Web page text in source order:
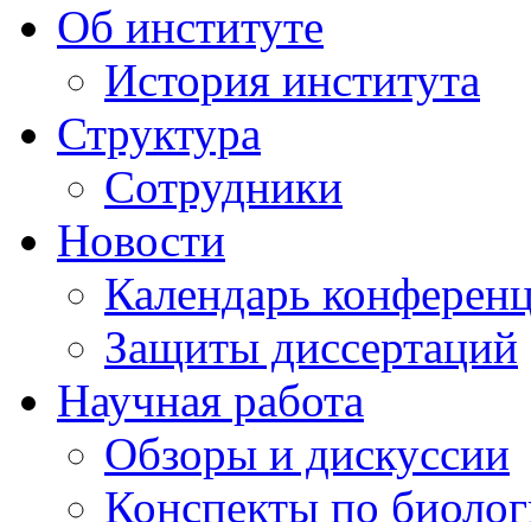
Об институте
История института
Структура
Сотрудники
Новости
Календарь
Защиты диссертаций
Научная работа
Обзоры и дискуссии
Конспекты по